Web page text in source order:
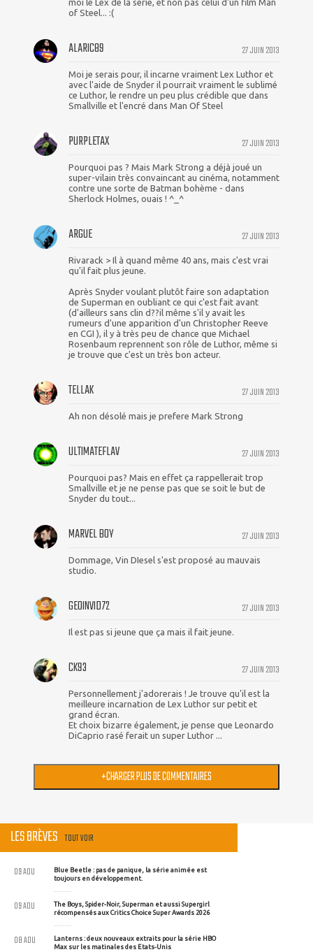
moi le Lex de la série, et non pas celui d'un film Man
of Steel... :(
27 JUIN 2013
ALARIC89
Moi je serais pour, il incarne vraiment Lex Luthor et
avec l'aide de Snyder il pourrait vraiment le sublimé
ce Luthor, le rendre un peu plus crédible que dans
Smallville et l'encré dans Man Of Steel
27 JUIN 2013
PURPLETAX
Pourquoi pas ? Mais Mark Strong a déjà joué un
super-vilain très convaincant au cinéma, notamment
contre une sorte de Batman bohème - dans
Sherlock Holmes, ouais ! ^_^
27 JUIN 2013
ARGUE
Rivarack > Il à quand même 40 ans, mais c'est vrai
qu'il fait plus jeune.
Après Snyder voulant plutôt faire son adaptation
de Superman en oubliant ce qui c'est fait avant
(d'ailleurs sans clin d??il même s'il y avait les
rumeurs d'une apparition d'un Christopher Reeve
en CGI ), il y à très peu de chance que Michael
Rosenbaum reprennent son rôle de Luthor, même si
je trouve que c'est un très bon acteur.
27 JUIN 2013
TELLAK
Ah non désolé mais je prefere Mark Strong
27 JUIN 2013
ULTIMATEFLAV
Pourquoi pas? Mais en effet ça rappellerait trop
Smallville et je ne pense pas que se soit le but de
Snyder du tout...
27 JUIN 2013
MARVEL BOY
Dommage, Vin DIesel s'est proposé au mauvais
studio.
27 JUIN 2013
GEOINVID72
Il est pas si jeune que ça mais il fait jeune.
27 JUIN 2013
CK93
Personnellement j'adorerais ! Je trouve qu'il est la
meilleure incarnation de Lex Luthor sur petit et
grand écran.
Et choix bizarre également, je pense que Leonardo
DiCaprio rasé ferait un super Luthor ...
+CHARGER PLUS DE COMMENTAIRES
LES BRÈVES TOUT VOIR
Blue Beetle : pas de panique, la série animée est
toujours en développement.
09 AOU
The Boys, Spider-Noir, Superman et aussi Supergirl
récompensés aux Critics Choice Super Awards 2026
09 AOU
Lanterns : deux nouveaux extraits pour la série HBO
Max sur les matinales des Etats-Unis
08 AOU